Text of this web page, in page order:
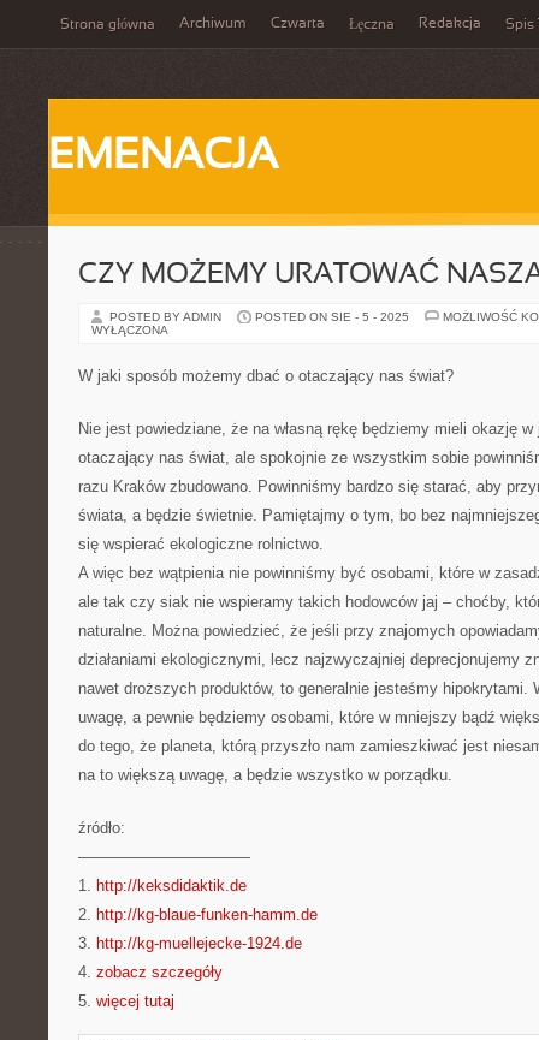
Strona główna Archiwum Czwarta Łęczna Redakcja Spis
EMENACJA
CZY MOŻEMY URATOWAĆ
POSTED BY ADMIN POSTED ON SIE - 5 - 2025
MOŻLIWOŚĆ
WYŁĄCZONA
W jaki sposób możemy dbać o otaczający nas świat?
Nie jest powiedziane, że na własną rękę będziemy mieli okazję
otaczający nas świat, ale spokojnie ze wszystkim sobie
razu Kraków zbudowano. Powinniśmy bardzo się starać, aby
świata, a będzie świetnie. Pamiętajmy o tym, bo bez
się wspierać ekologiczne rolnictwo.
A więc bez wątpienia nie powinniśmy być osobami, które w
ale tak czy siak nie wspieramy takich hodowców jaj – choćby,
naturalne. Można powiedzieć, że jeśli przy znajomych
działaniami ekologicznymi, lecz najzwyczajniej deprecjonujemy
nawet droższych produktów, to generalnie jesteśmy hipokrytami.
uwagę, a pewnie będziemy osobami, które w mniejszy bądź
do tego, że planeta, którą przyszło nam zamieszkiwać jest
na to większą uwagę, a będzie wszystko w porządku.
źródło:
———————————
1. http://keksdidaktik.de
2. http://kg-blaue-funken-hamm.de
3. http://kg-muellejecke-1924.de
4. zobacz szczegóły
5. więcej tutaj